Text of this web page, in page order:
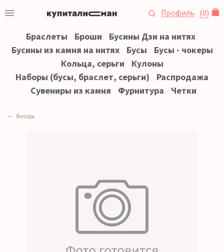
Профиль (0)
Браслеты Броши
Бусины Дзи на нитях
Бусины из камня на нитях
Бусы
Бусы - чокеры
Кольца, серьги
Кулоны
Наборы (бусы, браслет, серьги)
Распродажа
Сувениры из камня
Фурнитура Четки
Янтарь